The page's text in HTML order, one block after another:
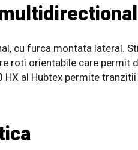
cu furca montata lateral.
roti orientabile care permit
al Hubtex permite